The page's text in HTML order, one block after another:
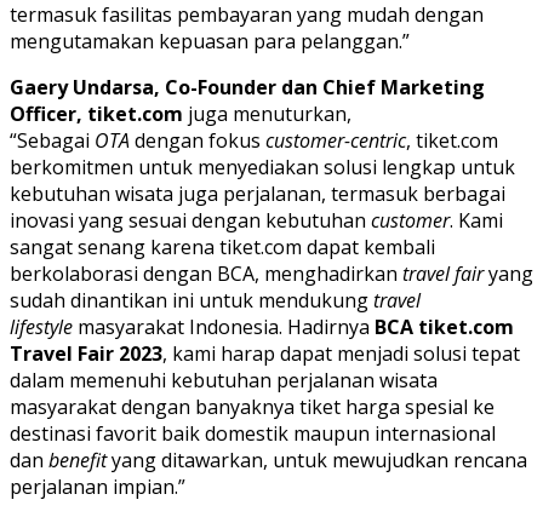
termasuk fasilitas pembayaran yang mudah dengan
mengutamakan kepuasan para pelanggan.”
Gaery Undarsa, Co-Founder dan Chief Marketing
Officer, tiket.com juga menuturkan,
“Sebagai OTAdengan fokus customer-centric, tiket.com
berkomitmen untuk menyediakan solusi lengkap untuk
kebutuhan wisata juga perjalanan, termasuk berbagai
inovasi yang sesuai dengan kebutuhan customer. Kami
sangat senang karena tiket.com dapat kembali
berkolaborasi dengan BCA, menghadirkan travel fairyang
sudah dinantikan ini untuk mendukungtravel
lifestyle masyarakat Indonesia. Hadirnya BCA tiket.com
Travel Fair 2023, kami harap dapat menjadi solusi tepat
dalam memenuhi kebutuhan perjalanan wisata
masyarakat dengan banyaknya tiket harga spesial ke
destinasi favorit baik domestik maupun internasional
dan benefityang ditawarkan, untuk mewujudkan rencana
perjalanan impian.”